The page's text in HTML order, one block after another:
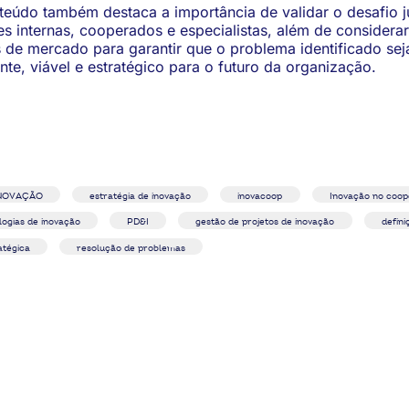
também destaca a importância de validar o desafio
internas, cooperados e especialistas, além de considerar
de mercado para garantir que o problema identificado
viável e estratégico para o futuro da organização.
estratégia de inovação inovacoop Inovação no
de inovação PD&I gestão de projetos de inovação
resolução de problemas
educacionais ficarem de olho em 2026